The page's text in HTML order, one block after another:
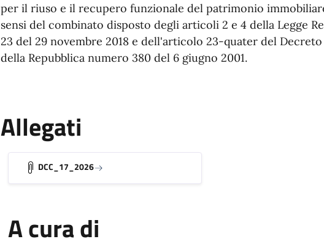
per il riuso e il recupero funzionale del patrimonio
sensi del combinato disposto degli articoli 2 e 4 della Legge
23 del 29 novembre 2018 e dell'articolo 23-quater del
della Repubblica numero 380 del 6 giugno 2001.
Allegati
DCC_17_2026
A cura di